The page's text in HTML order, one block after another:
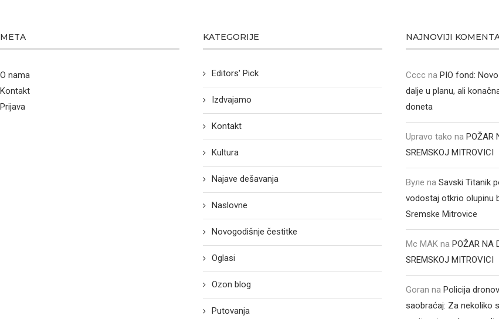
META
O nama
Kontakt
Prijava
KATEGORIJE
Editors' Pick
Izdvajamo
Kontakt
Kultura
Najave dešavanja
Naslovne
Novogodišnje čestitke
Oglasi
Ozon blog
Putovanja
NAJNOVIJI
Cccc naPIO fond:
dalje u planu, ali
doneta
Upravo tako naPOŽAR
SREMSKOJ MITROVICI
Вуле naSavski Titanik
vodostaj otkrio olupinu
Sremske Mitrovice
Mc MAK naPOŽAR NA
SREMSKOJ MITROVICI
Goran naPolicija
saobraćaj: Za nekoliko